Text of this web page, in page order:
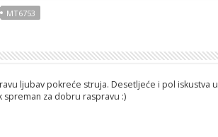
MT6753
ljubav pokreće struja. Desetljeće i pol iskustva u
za dobru raspravu :)